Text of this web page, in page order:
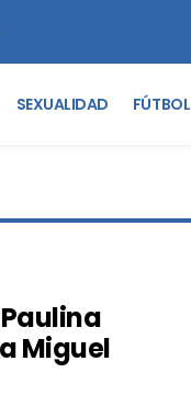
SEXUALIDAD FÚTBOL
Miguel